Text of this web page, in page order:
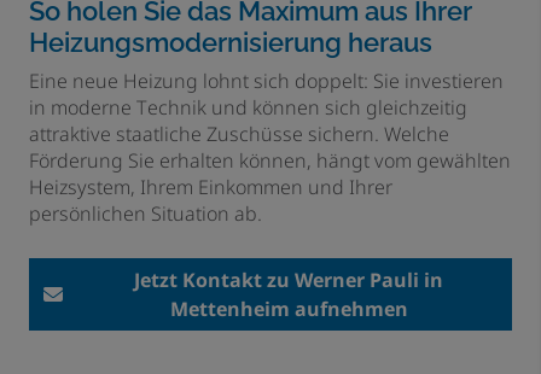
So holen Sie das Maximum aus Ihrer
Heizungsmodernisierung heraus
Eine neue Heizung lohnt sich doppelt: Sie investieren
in moderne Technik und können sich gleichzeitig
attraktive staatliche Zuschüsse sichern. Welche
Förderung Sie erhalten können, hängt vom gewählten
Heizsystem, Ihrem Einkommen und Ihrer
persönlichen Situation ab.
Jetzt Kontakt zu Werner Pauli in
Mettenheim aufnehmen